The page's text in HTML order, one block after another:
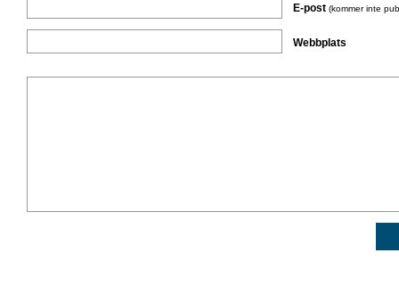
E-post (kommer inte
Webbplats